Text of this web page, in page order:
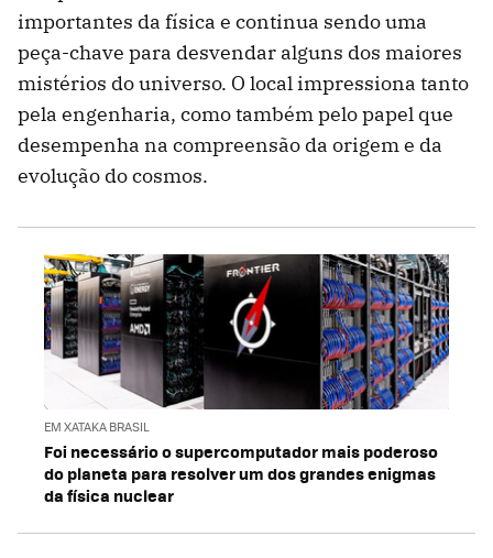
importantes da física e continua sendo uma
peça-chave para desvendar alguns dos maiores
mistérios do universo. O local impressiona tanto
pela engenharia, como também pelo papel que
desempenha na compreensão da origem e da
evolução do cosmos.
EM XATAKA BRASIL
Foi necessário o supercomputador mais poderoso
do planeta para resolver um dos grandes enigmas
da física nuclear